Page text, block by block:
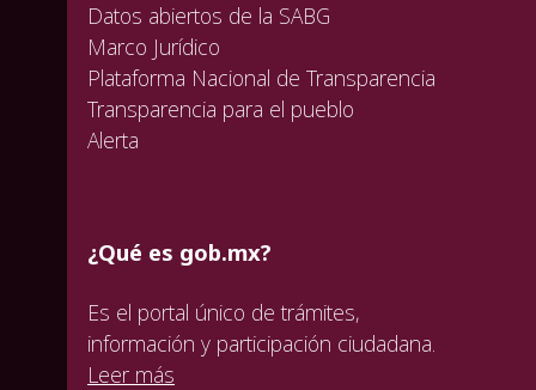
Datos abiertos de la SABG
Marco Jurídico
Plataforma Nacional de Transparencia
Transparencia para el pueblo
Alerta
¿Qué es gob.mx?
Es el portal único de trámites,
información y participación ciudadana.
Leer más